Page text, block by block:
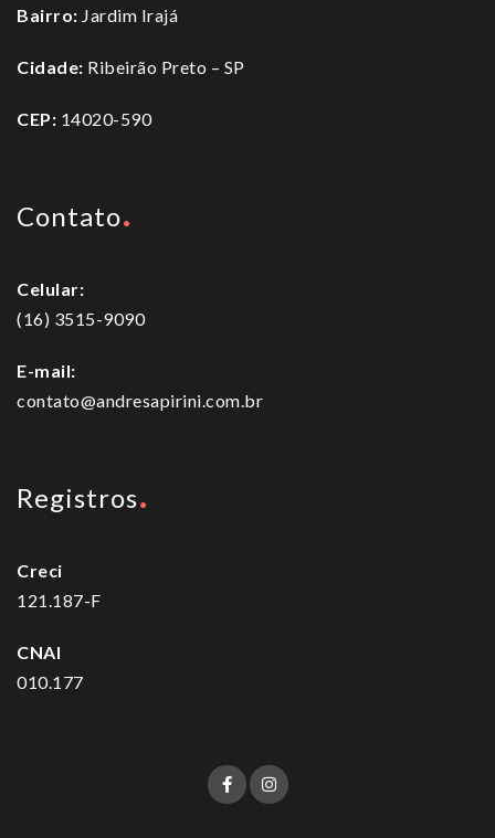
Bairro: Jardim Irajá
Cidade: Ribeirão Preto – SP
CEP: 14020-590
Contato
Celular:
(16) 3515-9090
E-mail:
contato@andresapirini.com.br
Registros
Creci
121.187-F
CNAI
010.177